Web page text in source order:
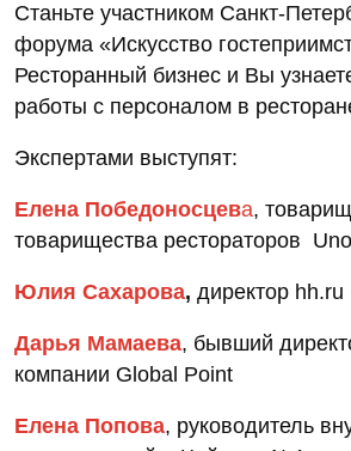
Станьте участником Санкт-
форума «Искусство
Ресторанный бизнес и Вы
работы с персоналом в
Экспертами выступят:
Елена Победоносцева,
товарищества рестораторов
Юлия Сахарова, директор
Дарья Мамаева, бывший
компании Global Point
Елена Попова, руководитель